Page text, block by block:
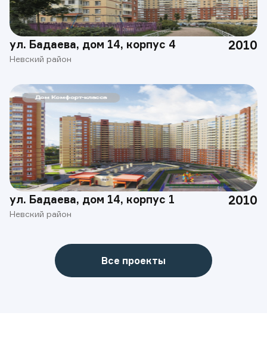
ул. Бадаева, дом 14, корпус 4
Невский район
2010
ул. Бадаева, дом 14, корпус 1
Невский район
2010
Все проекты